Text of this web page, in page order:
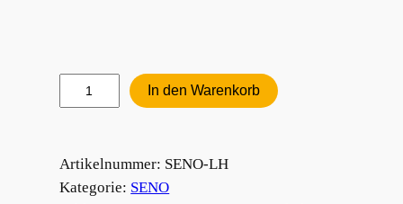
Lichttasterhalter
Menge
In den Warenkorb
Artikelnummer: SENO-LH
Kategorie: SENO